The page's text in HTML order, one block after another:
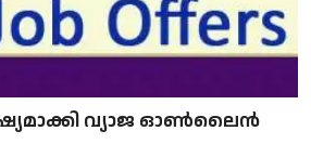
വ്യാജ ഓൺലൈൻ